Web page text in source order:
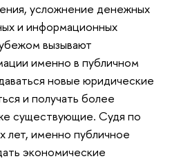
усложнение денежных
и информационных
вызывают
именно в публичном
новые юридические
и получать более
существующие. Судя по
лет, именно публичное
экономические